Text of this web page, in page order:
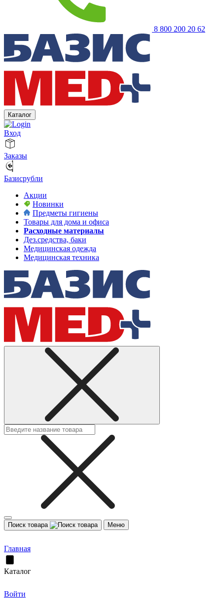
8 800 200 20 62
Каталог
Вход
Заказы
Базисрубли
Акции
Новинки
Предметы гигиены
Товары для дома и офиса
Расходные материалы
Дез.средства, баки
Медицинская одежда
Медицинская техника
Поиск товара Меню
Главная
Каталог
Войти